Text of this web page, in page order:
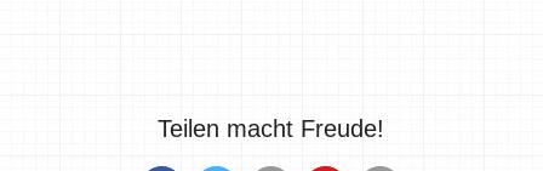
Teilen macht Freude!